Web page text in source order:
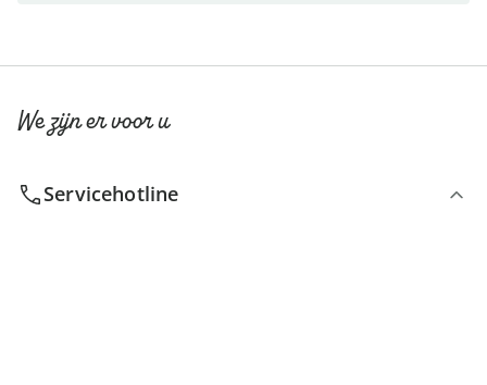
We zijn er voor u
Servicehotline